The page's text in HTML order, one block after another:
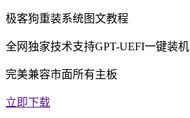
极客狗重装系统图文教程
全网独家技术支持GPT-UEFI一键装机
完美兼容市面所有主板
立即下载